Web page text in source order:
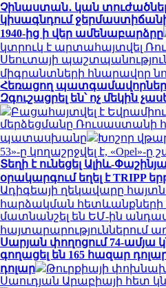
Չինաստան․ կան
կիսագնդում ջերմաստիճանի
1940-ից ի վեր ամենաբարձրը
կտրուկ է արտահայտվել
Սեուտայի
միգրանտների հնարավոր
Հեռացող պատգամավորների
Զգուշացրել են՝ ոչ մեկին
Բացահայտվել է
մերձեցմանը Ռուսաստանի
պատասխանը
Խոշոր
53»-ը կողաշրջվել է, «Opel»-
Տեղի է ունեցել Ալիև-
օրակարգում եղել է TRIPP
Ադիգեայի ղեկավարը
հարձակման հետևանքների
մատնանշել են ԵՄ-ին
հայտարարություններում
Սարյան փողոցում 74-ամյա
գողացել են 165 հազար
դոլար
Թուրքիայի
Սաուդյան Արաբիայի հետ